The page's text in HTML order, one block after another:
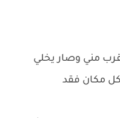
مني وصار يخلي
مكان فقد